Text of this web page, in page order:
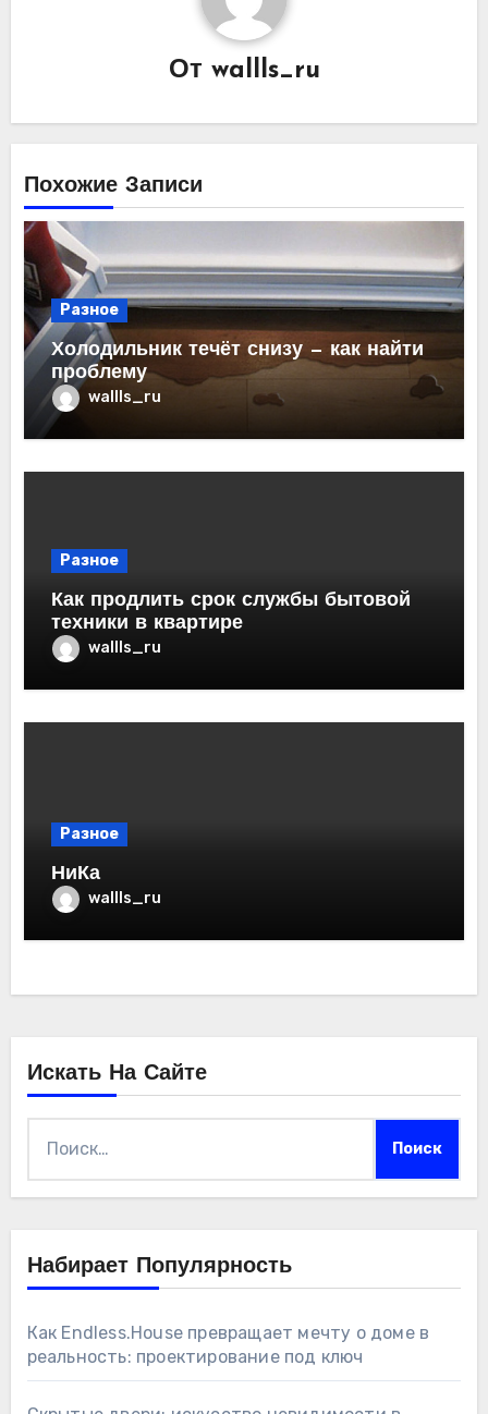
От wallls_ru
Похожие Записи
Разное
Холодильник течёт снизу — как найти
проблему
wallls_ru
Разное
Как продлить срок службы бытовой
техники в квартире
wallls_ru
Разное
НиКа
wallls_ru
Искать На Сайте
Набирает Популярность
Как Endless.House превращает мечту о доме в
реальность: проектирование под ключ